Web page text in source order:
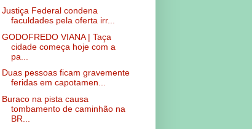
Justiça Federal condena
faculdades pela oferta irr...
GODOFREDO VIANA | Taça
cidade começa hoje com a
pa...
Duas pessoas ficam gravemente
feridas em capotamen...
Buraco na pista causa
tombamento de caminhão na
BR...